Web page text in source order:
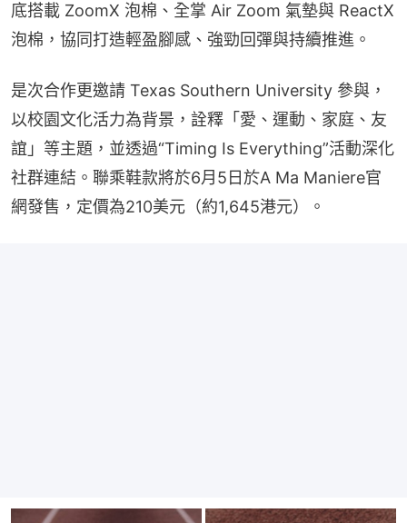
底搭載 ZoomX 泡棉、全掌 Air Zoom 氣墊與 ReactX
泡棉，協同打造輕盈腳感、強勁回彈與持續推進。
是次合作更邀請 Texas Southern University 參與，
以校園文化活力為背景，詮釋「愛、運動、家庭、友
誼」等主題，並透過“Timing Is Everything”活動深化
社群連結。⁠聯乘鞋款將於6月5日於A Ma Maniere官
網發售，定價為210美元（約1,645港元）。